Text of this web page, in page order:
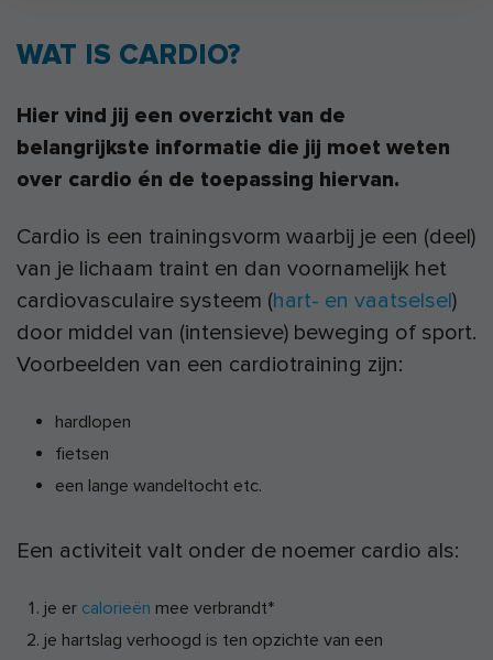
WAT IS CARDIO?
Hier vind jij een overzicht van de
belangrijkste informatie die jij moet weten
over cardio én de toepassing hiervan.
Cardio is een trainingsvorm waarbij je een (deel)
van je lichaam traint en dan voornamelijk het
cardiovasculaire systeem (hart- en vaatselsel)
door middel van (intensieve) beweging of sport.
Voorbeelden van een cardiotraining zijn:
hardlopen
fietsen
een lange wandeltocht etc.
Een activiteit valt onder de noemer cardio als:
je er calorieën mee verbrandt*
je hartslag verhoogd is ten opzichte van een